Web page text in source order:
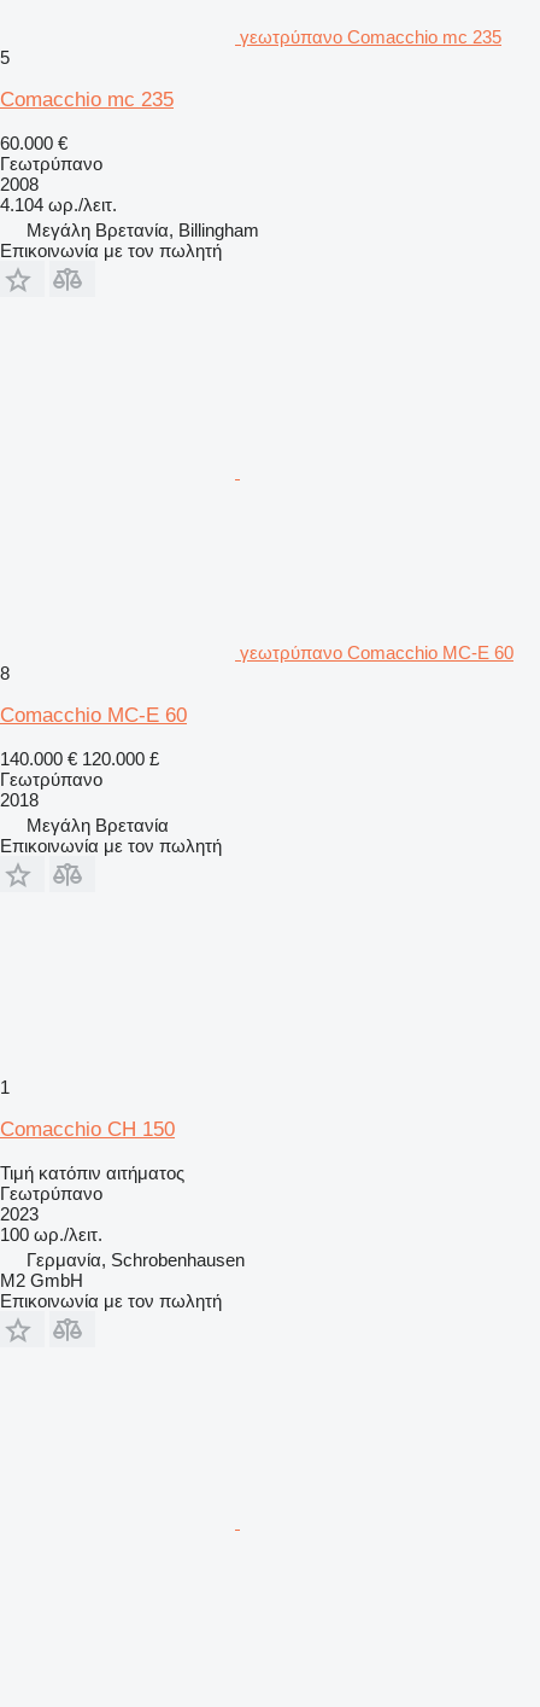
γεωτρύπανο Comacchio mc 235
5
Comacchio mc 235
60.000 €
Γεωτρύπανο
2008
4.104 ωρ./λειτ.
Μεγάλη Βρετανία, Billingham
Επικοινωνία με τον πωλητή
γεωτρύπανο Comacchio MC-E 60
8
Comacchio MC-E 60
140.000 € 120.000 £
Γεωτρύπανο
2018
Μεγάλη Βρετανία
Επικοινωνία με τον πωλητή
1
Comacchio CH 150
Τιμή κατόπιν αιτήματος
Γεωτρύπανο
2023
100 ωρ./λειτ.
Γερμανία, Schrobenhausen
M2 GmbH
Επικοινωνία με τον πωλητή